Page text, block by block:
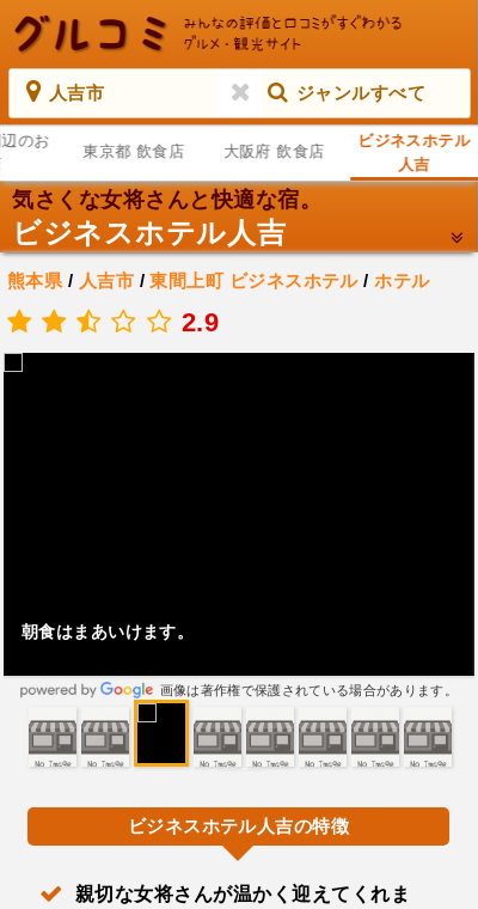
人吉市 ジャンルすべて
のお
東京都 飲食店 大阪府 飲食店
ビジネスホテル
人吉
気さくな女将さんと快適な宿。
ビジネスホテル人吉
熊本県 / 人吉市 /東間上町 ビジネスホテル/ホテル
2.9
朝食はまあいけます。
画像は著作権で保護されている場合があります。
ビジネスホテル人吉の特徴
親切な女将さんが温かく迎えてくれま